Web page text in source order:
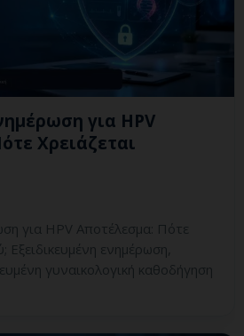
για HPV
Χρειάζεται
για HPV Αποτέλεσμα: Πότε
Εξειδικευμένη ενημέρωση,
γυναικολογική καθοδήγηση